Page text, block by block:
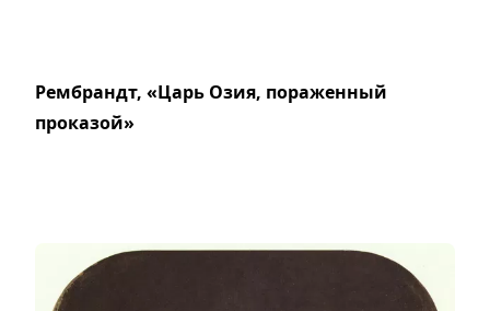
Рембрандт, «Царь Озия, пораженный
проказой»